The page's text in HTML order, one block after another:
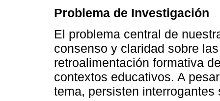
Problema de Investigación
El problema central de
consenso y claridad sobre
retroalimentación formativa
contextos educativos. A
tema, persisten